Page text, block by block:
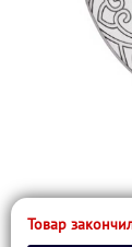
Товар